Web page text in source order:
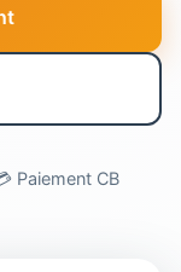
Paiement CB